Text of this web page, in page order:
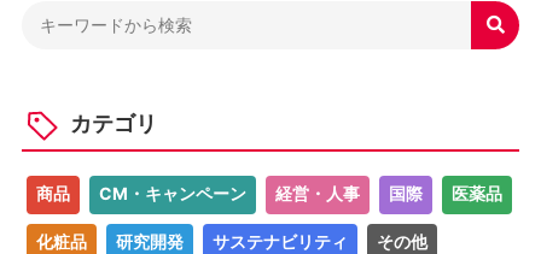

カテゴリ
商品 CM・キャンペーン 経営・人事 国際 医薬品
化粧品 研究開発 サステナビリティ その他